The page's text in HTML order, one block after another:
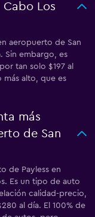
Los
aeropuerto de San
Sin embargo, es
tan solo $197 al
más alto, que es
más
de San
de Payless en
Es un tipo de auto
calidad-precio,
al día. El 100% de